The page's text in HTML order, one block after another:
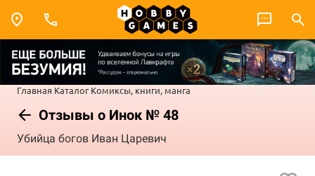
Главная Каталог Комиксы, книги, манга
Отзывы о Инок № 48
Убийца богов Иван Царевич